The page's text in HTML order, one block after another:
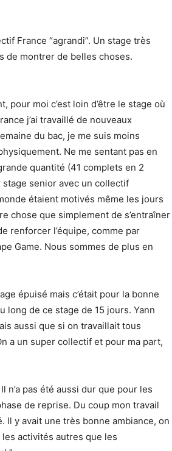
France “agrandi”. Un stage très
de montrer de belles choses.
pour moi c’est loin d’être le stage où
j’ai travaillé de nouveaux
du bac, je me suis moins
Ne me sentant pas en
quantité (41 complets en 2
stage senior avec un collectif
étaient motivés même les jours
chose que simplement de s’entraîner
renforcer l’équipe, comme par
Game. Nous sommes de plus en
épuisé mais c’était pour la bonne
long de ce stage de 15 jours. Yann
aussi que si on travaillait tous
a un super collectif et pour ma part,
n’a pas été aussi dur que pour les
de reprise. Du coup mon travail
y avait une très bonne ambiance, on
activités autres que les